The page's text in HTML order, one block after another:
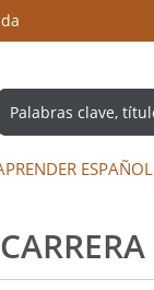
ESPAÑOL